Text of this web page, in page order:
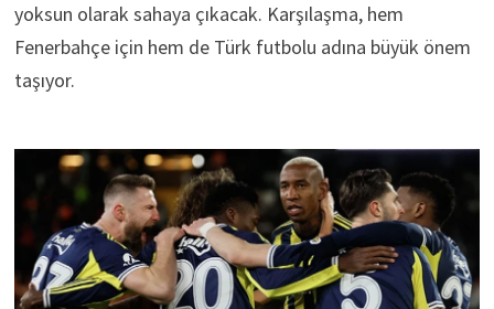
yoksun olarak sahaya çıkacak. Karşılaşma, hem
Fenerbahçe için hem de Türk futbolu adına büyük önem
taşıyor.